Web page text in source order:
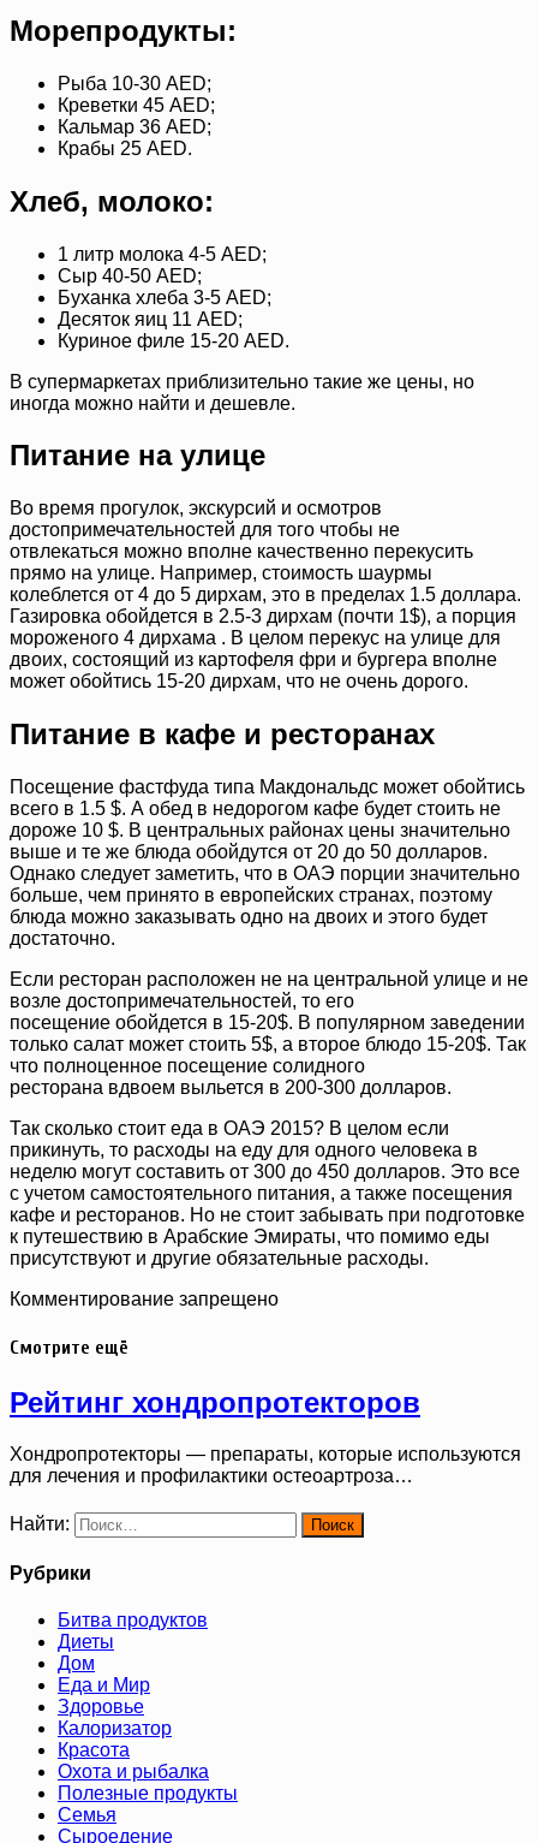
Морепродукты:
Рыба 10-30 AED;
Креветки 45 AED;
Кальмар 36 AED;
Крабы 25 AED.
Хлеб, молоко:
1 литр молока 4-5 AED;
Сыр 40-50 AED;
Буханка хлеба 3-5 AED;
Десяток яиц 11 AED;
Куриное филе 15-20 AED.
В супермаркетах приблизительно такие же цены, но
иногда можно найти и дешевле.
Питание на улице
Во время прогулок, экскурсий и осмотров
достопримечательностей для того чтобы не
отвлекаться можно вполне качественно перекусить
прямо на улице. Например, стоимость шаурмы
колеблется от 4 до 5 дирхам, это в пределах 1.5 доллара.
Газировка обойдется в 2.5-3 дирхам (почти 1$), а порция
мороженого 4 дирхама . В целом перекус на улице для
двоих, состоящий из картофеля фри и бургера вполне
может обойтись 15-20 дирхам, что не очень дорого.
Питание в кафе и ресторанах
Посещение фастфуда типа Макдональдс может обойтись
всего в 1.5 $. А обед в недорогом кафе будет стоить не
дороже 10 $. В центральных районах цены значительно
выше и те же блюда обойдутся от 20 до 50 долларов.
Однако следует заметить, что в ОАЭ порции значительно
больше, чем принято в европейских странах, поэтому
блюда можно заказывать одно на двоих и этого будет
достаточно.
Если ресторан расположен не на центральной улице и не
возле достопримечательностей, то его
посещение обойдется в 15-20$. В популярном заведении
только салат может стоить 5$, а второе блюдо 15-20$. Так
что полноценное посещение солидного
ресторана вдвоем выльется в 200-300 долларов.
Так сколько стоит еда в ОАЭ 2015? В целом если
прикинуть, то расходы на еду для одного человека в
неделю могут составить от 300 до 450 долларов. Это все
с учетом самостоятельного питания, а также посещения
кафе и ресторанов. Но не стоит забывать при подготовке
к путешествию в Арабские Эмираты, что помимо еды
присутствуют и другие обязательные расходы.
Комментирование запрещено
Смотрите ещё
Рейтинг хондропротекторов
Хондропротекторы — препараты, которые используются
для лечения и профилактики остеоартроза…
Найти:
Рубрики
Битва продуктов
Диеты
Дом
Еда и Мир
Здоровье
Калоризатор
Красота
Охота и рыбалка
Полезные продукты
Семья
Сыроедение